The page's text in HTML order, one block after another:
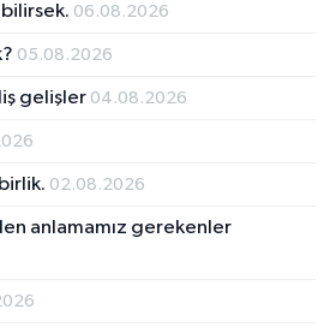
06.08.2026
05.08.2026
gelişler 04.08.2026
02.08.2026
anlamamız gerekenler